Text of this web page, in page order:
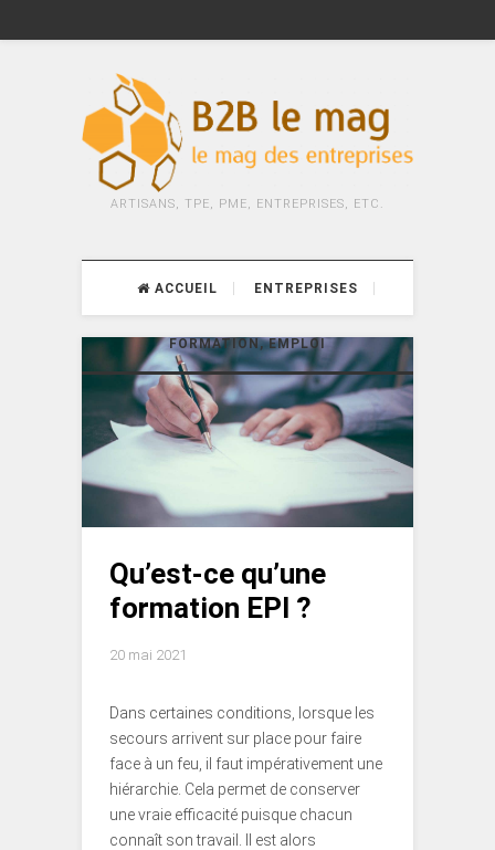
ARTISANS, TPE, PME, ENTREPRISES, ETC.
ACCUEIL ENTREPRISES
FORMATION, EMPLOI
Qu’est-ce qu’une
formation EPI ?
20 mai 2021
Dans certaines conditions, lorsque les
secours arrivent sur place pour faire
face à un feu, il faut impérativement une
hiérarchie. Cela permet de conserver
une vraie efficacité puisque chacun
connaît son travail. Il est alors